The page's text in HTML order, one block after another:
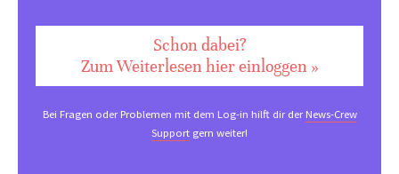
Schon dabei?
Zum Weiterlesen hier einloggen »
Bei Fragen oder Problemen mit dem Log-in hilft dir derNews-Crew
Support gern weiter!